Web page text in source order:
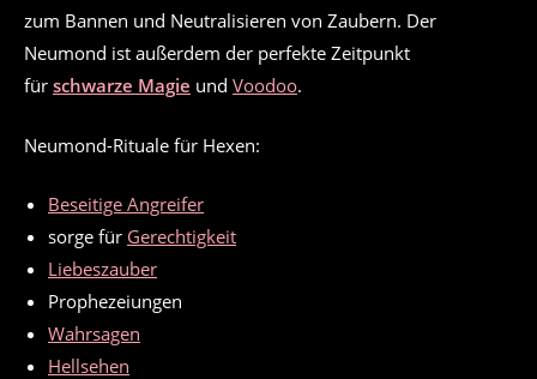
zum Bannen und Neutralisieren von Zaubern. Der
Neumond ist außerdem der perfekte Zeitpunkt
für schwarze Magie und Voodoo.
Neumond-Rituale für Hexen:
Beseitige Angreifer
sorge für Gerechtigkeit
Liebeszauber
Prophezeiungen
Wahrsagen
Hellsehen